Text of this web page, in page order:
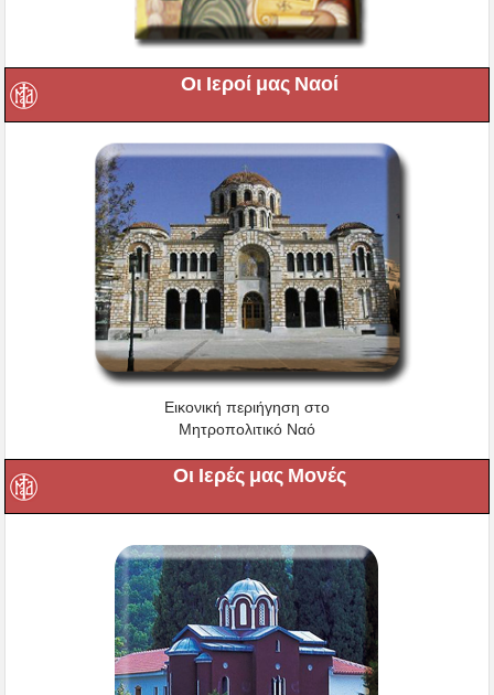
Οι Ιεροί μας Ναοί
Εικονική περιήγηση στο
Μητροπολιτικό Ναό
Οι Ιερές μας Μονές